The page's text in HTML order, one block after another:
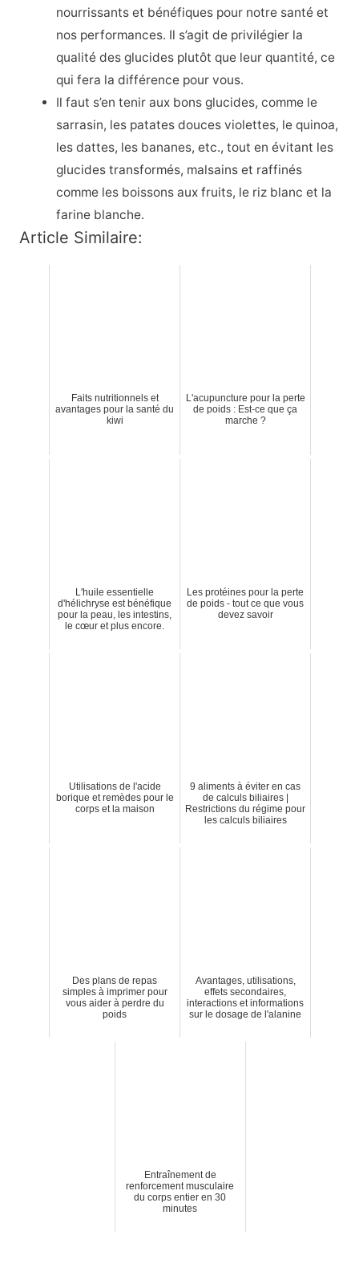
nourrissants et bénéfiques pour notre santé et
nos performances. Il s’agit de privilégier la
qualité des glucides plutôt que leur quantité, ce
qui fera la différence pour vous.
Il faut s’en tenir aux bons glucides, comme le
sarrasin, les patates douces violettes, le quinoa,
les dattes, les bananes, etc., tout en évitant les
glucides transformés, malsains et raffinés
comme les boissons aux fruits, le riz blanc et la
farine blanche.
Article Similaire:
Faits nutritionnels et
avantages pour la santé du
kiwi
L'acupuncture pour la perte
de poids : Est-ce que ça
marche ?
L'huile essentielle
d'hélichryse est bénéfique
pour la peau, les intestins,
le cœur et plus encore.
Les protéines pour la perte
de poids - tout ce que vous
devez savoir
Utilisations de l'acide
borique et remèdes pour le
corps et la maison
9 aliments à éviter en cas
de calculs biliaires |
Restrictions du régime pour
les calculs biliaires
Des plans de repas
simples à imprimer pour
vous aider à perdre du
poids
Avantages, utilisations,
effets secondaires,
interactions et informations
sur le dosage de l'alanine
Entraînement de
renforcement musculaire
du corps entier en 30
minutes